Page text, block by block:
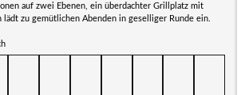
auf zwei Ebenen, ein überdachter Grillplatz mit
lädt zu gemütlichen Abenden in geselliger Runde ein.